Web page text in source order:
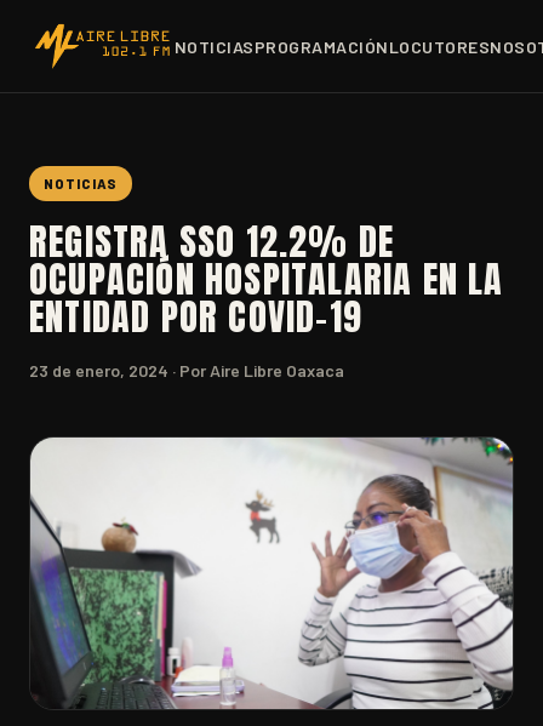
NOTICIASPROGRAMACIÓNLOCUTORES
NOTICIAS
REGISTRA SSO 12.2% DE
OCUPACIÓN HOSPITALARIA EN LA
ENTIDAD POR COVID-19
23 de enero, 2024 · Por Aire Libre Oaxaca